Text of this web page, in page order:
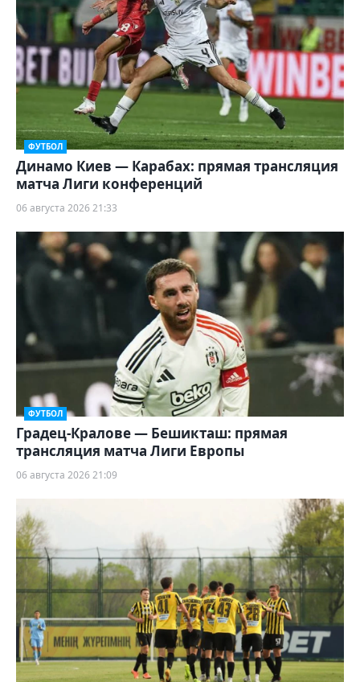
ФУТБОЛ
Динамо Киев — Карабах: прямая трансляция
матча Лиги конференций
06 августа 2026 21:33
ФУТБОЛ
Градец-Кралове — Бешикташ: прямая
трансляция матча Лиги Европы
06 августа 2026 21:09